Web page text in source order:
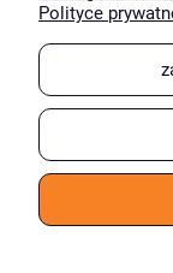
Polityce